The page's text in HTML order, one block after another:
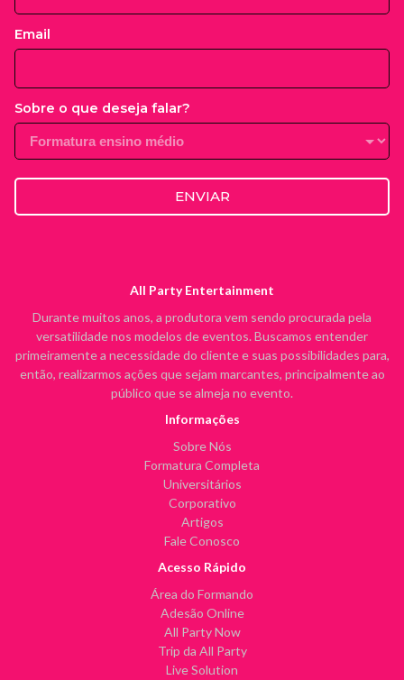
Email
Sobre o que deseja falar?
ENVIAR
All Party Entertainment
Durante muitos anos, a produtora vem sendo procurada pela
versatilidade nos modelos de eventos. Buscamos entender
primeiramente a necessidade do cliente e suas possibilidades para,
então, realizarmos ações que sejam marcantes, principalmente ao
público que se almeja no evento.
Informações
Sobre Nós
Formatura Completa
Universitários
Corporativo
Artigos
Fale Conosco
Acesso Rápido
Área do Formando
Adesão Online
All Party Now
Trip da All Party
Live Solution